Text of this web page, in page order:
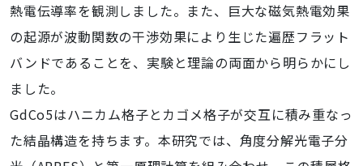
熱電伝導率を観測しました。また、巨大な磁気熱電効果
の起源が波動関数の干渉効果により生じた遍歴フラット
バンドであることを、実験と理論の両面から明らかにし
ました。
GdCo5はハニカム格子とカゴメ格子が交互に積み重なっ
た結晶構造を持ちます。本研究では、角度分解光電子分